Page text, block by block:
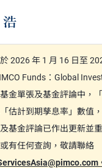
2026 年 1 月 16 日至
Funds：Global
金單張及基金評論中，「
估計到期孳息率」數值
基金評論已作出更新並
有任何查詢，敬請聯絡